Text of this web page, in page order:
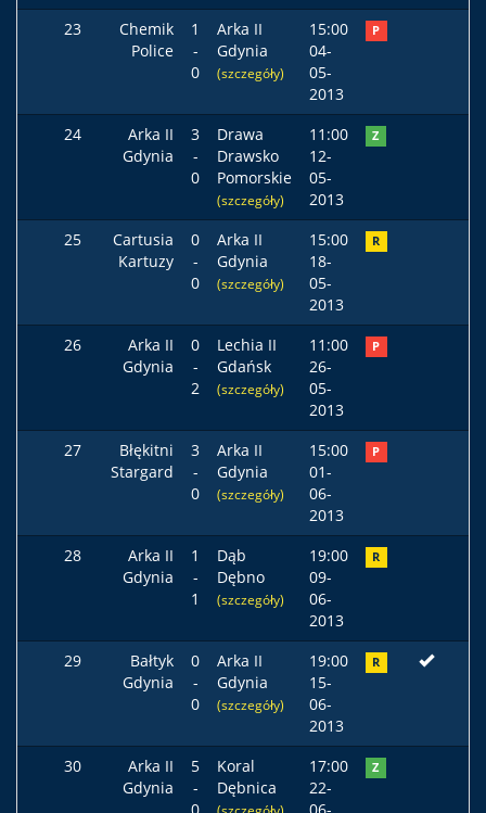
23
Chemik
Police
1
-
0
Arka II
Gdynia
(szczegóły)
15:00
04-
05-
2013
P
24
Arka II
Gdynia
3
-
0
Drawa
Drawsko
Pomorskie
(szczegóły)
11:00
12-
05-
2013
Z
25
Cartusia
Kartuzy
0
-
0
Arka II
Gdynia
(szczegóły)
15:00
18-
05-
2013
R
26
Arka II
Gdynia
0
-
2
Lechia II
Gdańsk
(szczegóły)
11:00
26-
05-
2013
P
27
Błękitni
Stargard
3
-
0
Arka II
Gdynia
(szczegóły)
15:00
01-
06-
2013
P
28
Arka II
Gdynia
1
-
1
Dąb
Dębno
(szczegóły)
19:00
09-
06-
2013
R
29
Bałtyk
Gdynia
0
-
0
Arka II
Gdynia
(szczegóły)
19:00
15-
06-
2013
R
30
Arka II
Gdynia
5
-
Koral
Dębnica
17:00
22-
Z